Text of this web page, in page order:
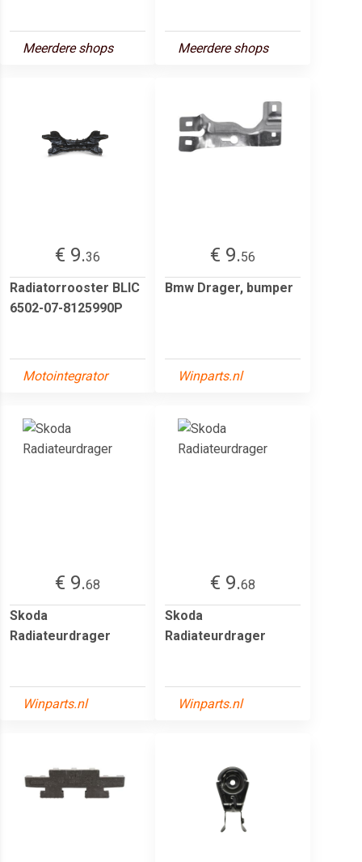
Meerdere shops Meerdere shops
€ 9.36
Radiatorrooster BLIC
6502-07-8125990P
Motointegrator
€ 9.56
Bmw Drager, bumper
Winparts.nl
€ 9.68
Skoda
Radiateurdrager
Winparts.nl
€ 9.68
Skoda
Radiateurdrager
Winparts.nl